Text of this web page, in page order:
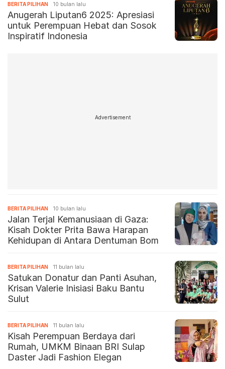
BERITA PILIHAN 10 bulan lalu
Anugerah Liputan6 2025: Apresiasi
untuk Perempuan Hebat dan Sosok
Inspiratif Indonesia
Advertisement
BERITA PILIHAN 10 bulan lalu
Jalan Terjal Kemanusiaan di Gaza:
Kisah Dokter Prita Bawa Harapan
Kehidupan di Antara Dentuman Bom
BERITA PILIHAN 11 bulan lalu
Satukan Donatur dan Panti Asuhan,
Krisan Valerie Inisiasi Baku Bantu
Sulut
BERITA PILIHAN 11 bulan lalu
Kisah Perempuan Berdaya dari
Rumah, UMKM Binaan BRI Sulap
Daster Jadi Fashion Elegan